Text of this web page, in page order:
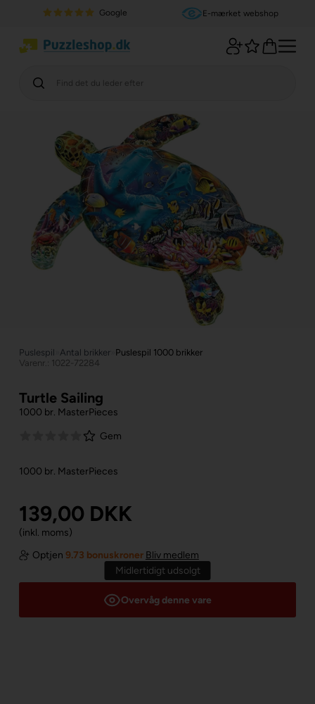
Google E-mærket webshop
Puslespil Antal brikker Puslespil 1000 brikker
Varenr.: 1022-72284
Turtle Sailing
1000 br. MasterPieces
Gem
1000 br. MasterPieces
139,00 DKK
(inkl. moms)
Optjen 9.73 bonuskroner Bliv medlem
Midlertidigt udsolgt
Overvåg denne vare